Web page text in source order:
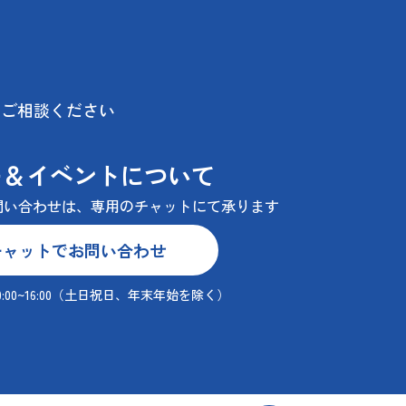
相談ください
イベントについて
合わせは、 専用のチャットにて承ります
ットでお問い合わせ
（土日祝日、年末年始を除く）